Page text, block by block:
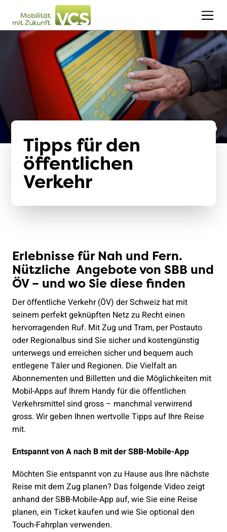
Tipps für den
öffentlichen
Verkehr
Erlebnisse für Nah und Fern.
Nützliche Angebote von SBB und
ÖV – und wo Sie diese finden
Der öffentliche Verkehr (ÖV) der Schweiz hat mit
seinem perfekt geknüpften Netz zu Recht einen
hervorragenden Ruf. Mit Zug und Tram, per Postauto
oder Regionalbus sind Sie sicher und kostengünstig
unterwegs und erreichen sicher und bequem auch
entlegene Täler und Regionen. Die Vielfalt an
Abonnementen und Billetten und die Möglichkeiten mit
Mobil-Apps auf Ihrem Handy für die öffentlichen
Verkehrsmittel sind gross – manchmal verwirrend
gross. Wir geben Ihnen wertvolle Tipps auf Ihre Reise
mit.
Entspannt von A nach B mit der SBB-Mobile-App
Möchten Sie entspannt von zu Hause aus Ihre nächste
Reise mit dem Zug planen? Das folgende Video zeigt
anhand der SBB-Mobile-App auf, wie Sie eine Reise
planen, ein Ticket kaufen und wie Sie optional den
Touch-Fahrplan verwenden.